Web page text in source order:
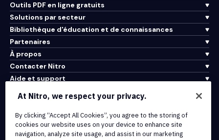
Outils PDF en ligne gratuits
Solutions par secteur
Bibliothèque d'éducation et de connaissances
Partenaires
À propos
Contacter Nitro
Aide et support
Conditions d'utilisation
Politique de cookies
Politique de copyright
At Nitro, we respect your privacy.
By clicking “Accept All Cookies”, you agree to the storing of
cookies our website uses on your device to enhance site
navigation, analyze site usage, and assist in our marketing